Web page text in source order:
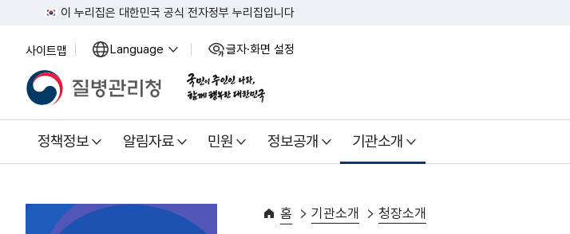
이 누리집은 대한민국 공식 전자정부 누리집입니다
사이트맵 Language 열
글자·화면 설정
정책정보 알림자료 민원 정보공개 기관소개
홈 기관소개 청장소개